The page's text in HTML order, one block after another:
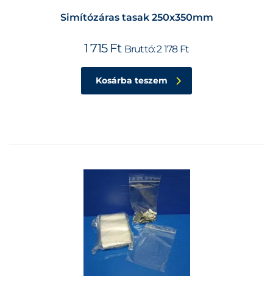
Simítózáras tasak 250x350mm
1 715 Ft Bruttó:2 178 Ft
Kosárba teszem